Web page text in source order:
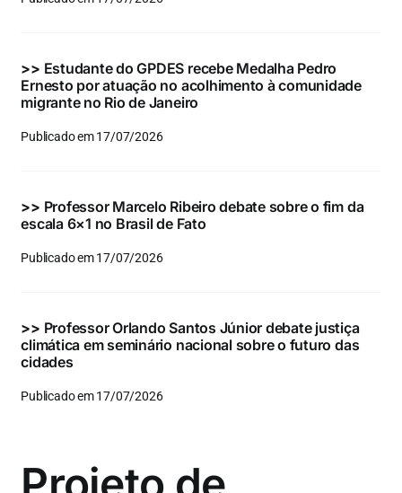
Eventos e Certificados
Buscar
para:
>> Estudante do GPDES recebe Medalha Pedro
Ernesto por atuação no acolhimento à comunidade
migrante no Rio de Janeiro
Publicado em 17/07/2026
>> Professor Marcelo Ribeiro debate sobre o fim da
escala 6×1 no Brasil de Fato
Publicado em 17/07/2026
>> Professor Orlando Santos Júnior debate justiça
climática em seminário nacional sobre o futuro das
cidades
Publicado em 17/07/2026